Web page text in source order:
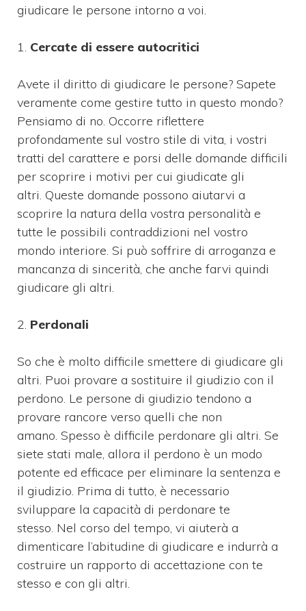
giudicare le persone intorno a voi.
1. Cercate di essere autocritici
Avete il diritto di giudicare le persone? Sapete
veramente come gestire tutto in questo mondo?
Pensiamo di no. Occorre riflettere
profondamente sul vostro stile di vita, i vostri
tratti del carattere e porsi delle domande difficili
per scoprire i motivi per cui giudicate gli
altri. Queste domande possono aiutarvi a
scoprire la natura della vostra personalità e
tutte le possibili contraddizioni nel vostro
mondo interiore. Si può soffrire di arroganza e
mancanza di sincerità, che anche farvi quindi
giudicare gli altri.
2. Perdonali
So che è molto difficile smettere di giudicare gli
altri. Puoi provare a sostituire il giudizio con il
perdono. Le persone di giudizio tendono a
provare rancore verso quelli che non
amano. Spesso è difficile perdonare gli altri. Se
siete stati male, allora il perdono è un modo
potente ed efficace per eliminare la sentenza e
il giudizio. Prima di tutto, è necessario
sviluppare la capacità di perdonare te
stesso. Nel corso del tempo, vi aiuterà a
dimenticare l’abitudine di giudicare e indurrà a
costruire un rapporto di accettazione con te
stesso e con gli altri.